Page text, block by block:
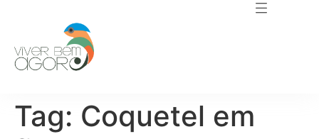
Tag: Coquetel em